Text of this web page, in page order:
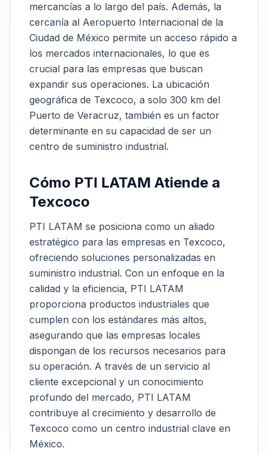
mercancías a lo largo del país. Además, la
cercanía al Aeropuerto Internacional de la
Ciudad de México permite un acceso rápido a
los mercados internacionales, lo que es
crucial para las empresas que buscan
expandir sus operaciones. La ubicación
geográfica de Texcoco, a solo 300 km del
Puerto de Veracruz, también es un factor
determinante en su capacidad de ser un
centro de suministro industrial.
Cómo PTI LATAM Atiende a
Texcoco
PTI LATAM se posiciona como un aliado
estratégico para las empresas en Texcoco,
ofreciendo soluciones personalizadas en
suministro industrial. Con un enfoque en la
calidad y la eficiencia, PTI LATAM
proporciona productos industriales que
cumplen con los estándares más altos,
asegurando que las empresas locales
dispongan de los recursos necesarios para
su operación. A través de un servicio al
cliente excepcional y un conocimiento
profundo del mercado, PTI LATAM
contribuye al crecimiento y desarrollo de
Texcoco como un centro industrial clave en
México.